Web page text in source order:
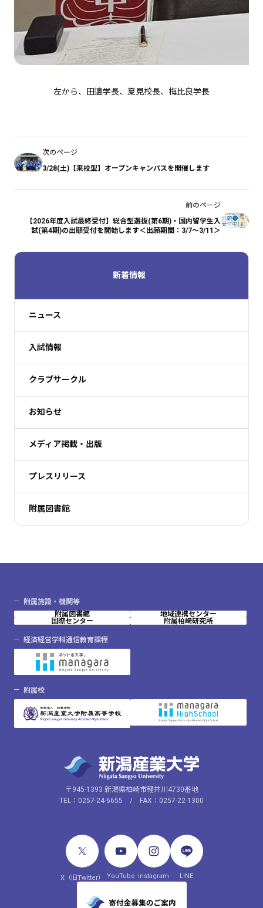
左から、田邊学長、夏見校長、梅比良学長
次のページ
3/28(土)【来校型】オープンキャンパスを開催します
前のページ
【2026年度入試最終受付】総合型選抜(第6期)・国内留学生入
試(第4期)の出願受付を開始します＜出願期間：3/7～3/11＞
新着情報
ニュース
入試情報
クラブサークル
お知らせ
メディア掲載・出版
プレスリリース
附属図書館
附属施設・機関等
附属図書館
地域連携センター
国際センター
附属柏崎研究所
経済経営学科通信教育課程
附属校
〒945-1393 新潟県柏崎市軽井川4730番地
TEL：0257-24-6655 / FAX：0257-22-1300
X（旧Twitter） YouTube instagram LINE